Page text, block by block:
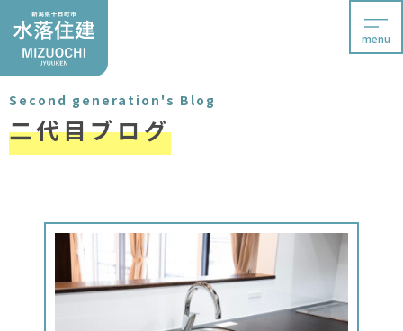
menu
Second generation's Blog
二代目ブログ